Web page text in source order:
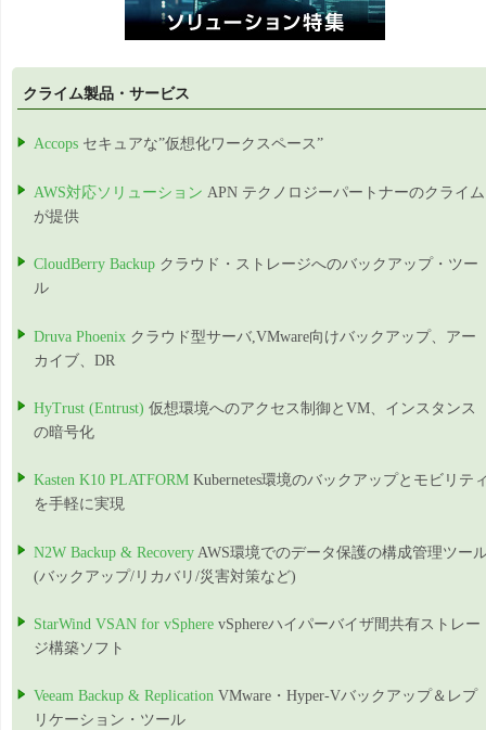
クライム製品・サービス
Accops セキュアな”仮想化ワークスペース”
AWS対応ソリューション APN テクノロジーパートナーのクライム
が提供
CloudBerry Backup クラウド・ストレージへのバックアップ・ツー
ル
Druva Phoenix クラウド型サーバ,VMware向けバックアップ、アー
カイブ、DR
HyTrust (Entrust) 仮想環境へのアクセス制御とVM、インスタンス
の暗号化
Kasten K10 PLATFORM Kubernetes環境のバックアップとモビリテ
を手軽に実現
N2W Backup & Recovery AWS環境でのデータ保護の構成管理ツー
(バックアップ/リカバリ/災害対策など)
StarWind VSAN for vSphere vSphereハイパーバイザ間共有ストレー
ジ構築ソフト
Veeam Backup & Replication VMware・Hyper-Vバックアップ＆レプ
リケーション・ツール